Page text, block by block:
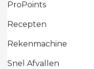
ProPoints
Recepten
Rekenmachine
Snel Afvallen